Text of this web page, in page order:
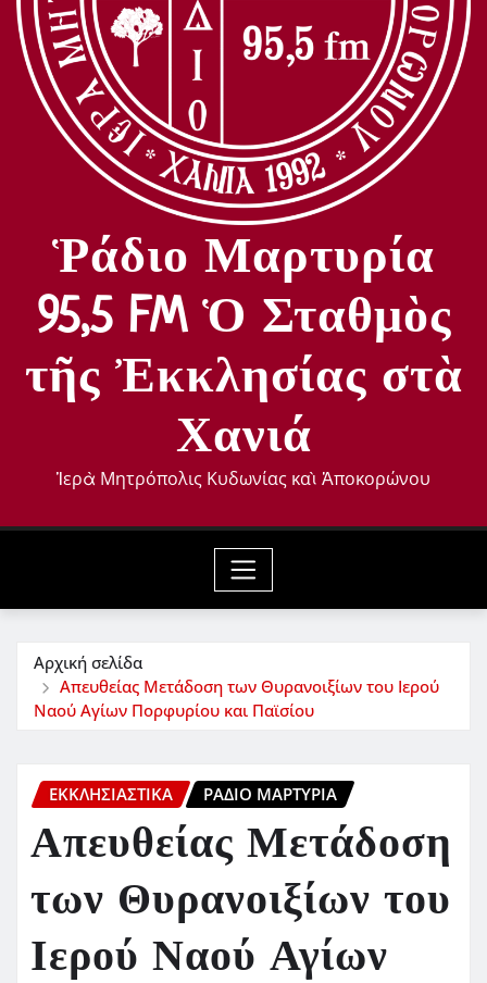
Ῥάδιο Μαρτυρία
95,5 FM Ὁ Σταθμὸς
τῆς Ἐκκλησίας στὰ
Χανιά
Ἱερὰ Μητρόπολις Κυδωνίας καὶ Ἀποκορώνου
Αρχική σελίδα
Απευθείας Μετάδοση των Θυρανοιξίων του Ιερού
Ναού Αγίων Πορφυρίου και Παϊσίου
ΕΚΚΛΗΣΙΑΣΤΙΚΆ ΡΆΔΙΟ ΜΑΡΤΥΡΊΑ
Απευθείας Μετάδοση
των Θυρανοιξίων του
Ιερού Ναού Αγίων